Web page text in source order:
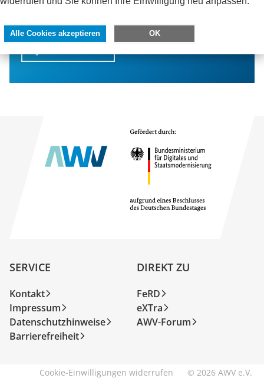
Publikationen, interessanten Veranstaltungen
Facharbeit.
SERVICE
Kontakt
Impressum
Datenschutzhinweise
Barrierefreiheit
DIREKT ZU
FeRD
eXTra
AWV-Forum
Cookie-Einwilligungen widerrufen © 2026 AWV e.V.
Alle Cookies akzeptieren OK